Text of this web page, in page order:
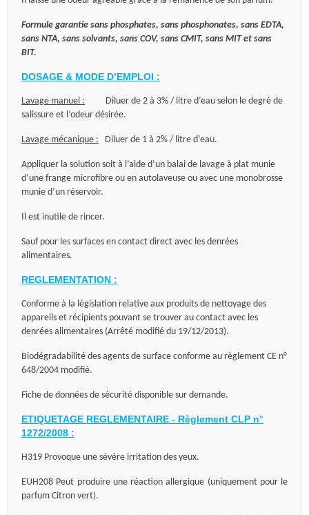
Formule garantie sans phosphates, sans phosphonates, sans EDTA,
sans NTA, sans solvants, sans COV, sans CMIT, sans MIT et sans
BIT.
DOSAGE & MODE D’EMPLOI :
Lavage manuel :
Diluer de 2 à 3% / litre d’eau selon le degré de
salissure et l’odeur désirée.
Lavage mécanique : Diluer de 1 à 2% / litre d’eau.
Appliquer la solution soit à l’aide d’un balai de lavage à plat munie
d’une frange microfibre ou en autolaveuse ou avec une monobrosse
munie d’un réservoir.
Il est inutile de rincer.
Sauf pour les surfaces en contact direct avec les denrées
alimentaires.
REGLEMENTATION :
Conforme à la législation relative aux produits de nettoyage des
appareils et récipients pouvant se trouver au contact avec les
denrées alimentaires (Arrêté modifié du 19/12/2013).
Biodégradabilité des agents de surface conforme au règlement CE n°
648/2004 modifié.
Fiche de données de sécurité disponible sur demande.
ETIQUETAGE REGLEMENTAIRE - Règlement CLP n°
1272/2008 :
H319 Provoque une sévère irritation des yeux.
EUH208 Peut produire une réaction allergique (uniquement pour le
parfum Citron vert).